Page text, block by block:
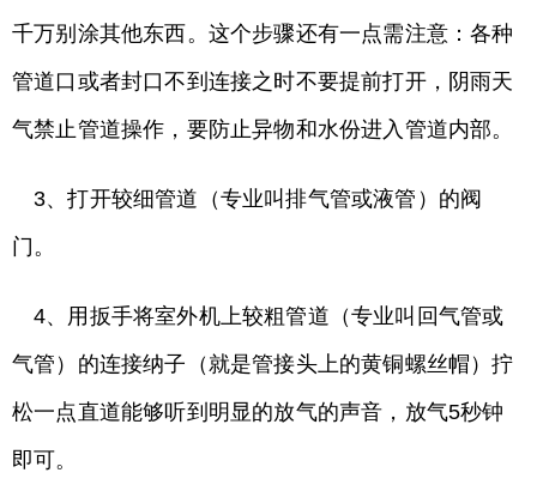
千万别涂其他东西。这个步骤还有一点需注意：各种
管道口或者封口不到连接之时不要提前打开，阴雨天
气禁止管道操作，要防止异物和水份进入管道内部。
3、打开较细管道（专业叫排气管或液管）的阀
门。
4、用扳手将室外机上较粗管道（专业叫回气管或
气管）的连接纳子（就是管接头上的黄铜螺丝帽）拧
松一点直道能够听到明显的放气的声音，放气5秒钟
即可。